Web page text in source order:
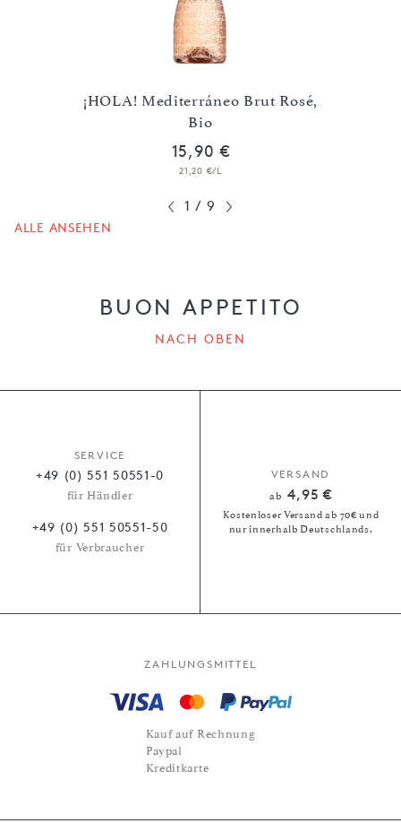
¡HOLA! Mediterráneo Brut Rosé,
Bio
15,90 €
21,20 €/L
1 / 9
ALLE ANSEHEN
BUON APPETITO
NACH OBEN
SERVICE
+49 (0) 551 50551-0
für Händler
+49 (0) 551 50551-50
für Verbraucher
VERSAND
ab 4,95 €
Kostenloser Versand ab 70€ und
nur innerhalb Deutschlands.
ZAHLUNGSMITTEL
Kauf auf Rechnung
Paypal
Kreditkarte